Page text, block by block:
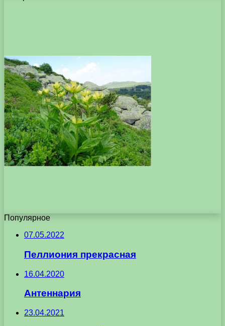
Популярное
07.05.2022
Пеллиония прекрасная
16.04.2020
Антеннария
23.04.2021